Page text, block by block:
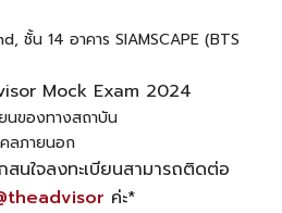
ชั้น 14 อาคาร SIAMSCAPE (BTS
Mock Exam 2024
นของทางสถาบัน
ลภายนอก
นใจลงทะเบียนสามารถติดต่อ
ค่ะ*